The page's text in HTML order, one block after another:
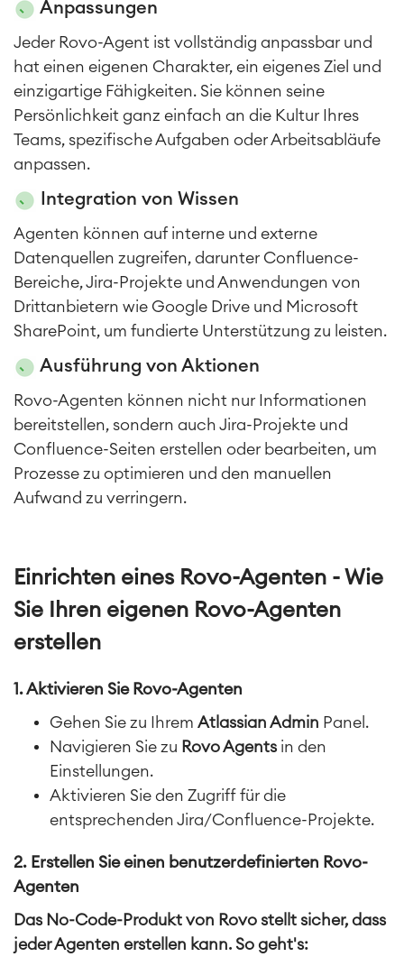
SOLUTIONS
Project & Work Management
Zeiterfassung, Planung und
Geschäftsprozesse
ERP Solutions
Arbeitsmanagement
Knowledge & Information
Enterprise Wiki
Meetings
Social Intranet
Integration
Artificial Intelligence
RESSOURCEN
ÜBER UNS
■
■
Anpassungen
Jeder Rovo-Agent ist vollständig anpassbar und
hat einen eigenen Charakter, ein eigenes Ziel und
einzigartige Fähigkeiten. Sie können seine
Persönlichkeit ganz einfach an die Kultur Ihres
Teams, spezifische Aufgaben oder Arbeitsabläufe
anpassen.
Integration von Wissen
Agenten können auf interne und externe
Datenquellen zugreifen, darunter Confluence-
Bereiche, Jira-Projekte und Anwendungen von
Drittanbietern wie Google Drive und Microsoft
SharePoint, um fundierte Unterstützung zu leisten.
Ausführung von Aktionen
Rovo-Agenten können nicht nur Informationen
bereitstellen, sondern auch Jira-Projekte und
Confluence-Seiten erstellen oder bearbeiten, um
Prozesse zu optimieren und den manuellen
Aufwand zu verringern.
Einrichten eines Rovo-Agenten - Wie
Sie Ihren eigenen Rovo-Agenten
erstellen
1. Aktivieren Sie Rovo-Agenten
Gehen Sie zu Ihrem Atlassian Admin Panel.
Navigieren Sie zu Rovo Agents in den
Einstellungen.
Aktivieren Sie den Zugriff für die
entsprechenden Jira/Confluence-Projekte.
2. Erstellen Sie einen benutzerdefinierten Rovo-
Agenten
Das No-Code-Produkt von Rovo stellt sicher, dass
jeder Agenten erstellen kann. So geht's: